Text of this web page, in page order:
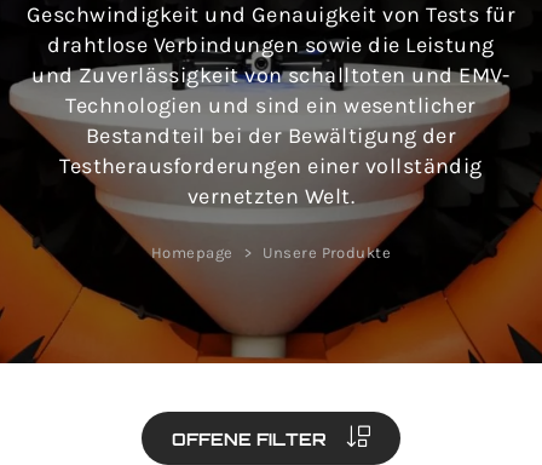
Geschwindigkeit und Genauigkeit von Tests für
drahtlose Verbindungen sowie die Leistung
und Zuverlässigkeit von schalltoten und EMV-
Technologien und sind ein wesentlicher
Bestandteil bei der Bewältigung der
Testherausforderungen einer vollständig
vernetzten Welt.
Homepage Unsere Produkte
OFFENE FILTER